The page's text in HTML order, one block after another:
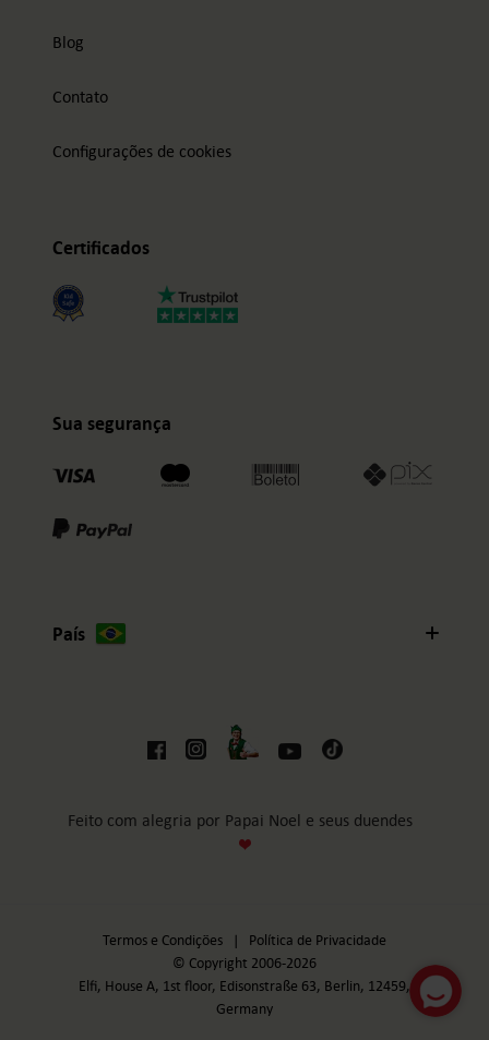
Blog
Contato
Configurações de cookies
Certificados
Sua segurança
País
Feito com alegria por Papai Noel e seus duendes
Termos e Condições | Política de Privacidade
© Copyright 2006-2026
Elfi, House A, 1st floor, Edisonstraße 63, Berlin, 12459,
Germany